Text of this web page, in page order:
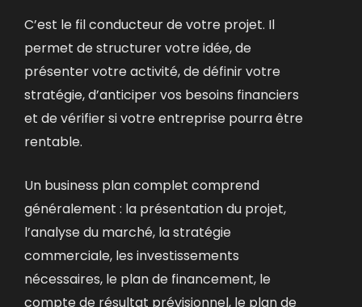
C’est le fil conducteur de votre projet. Il
permet de structurer votre idée, de
présenter votre activité, de définir votre
stratégie, d’anticiper vos besoins financiers
et de vérifier si votre entreprise pourra être
rentable.
Un business plan complet comprend
généralement : la présentation du projet,
l’analyse du marché, la stratégie
commerciale, les investissements
nécessaires, le plan de financement, le
compte de résultat prévisionnel, le plan de